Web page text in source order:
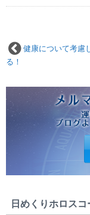
健康について考慮
る！
日めくりホロス